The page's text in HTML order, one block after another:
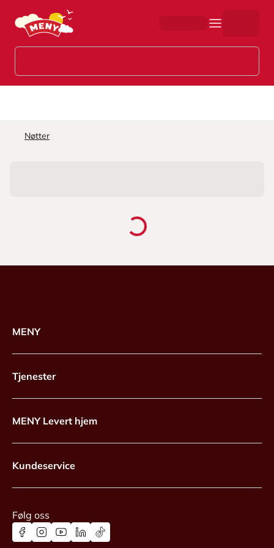
Hopp til hovedinnhold
Nøtter
MENY
Tjenester
MENY Levert hjem
Kundeservice
Følg oss